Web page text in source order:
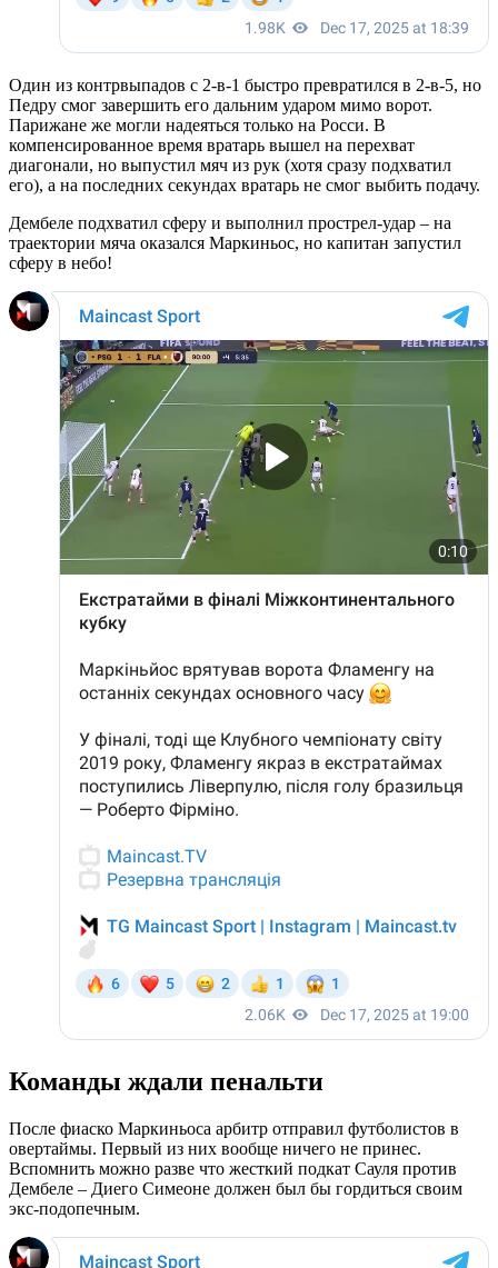
Один из контрвыпадов с 2-в-1 быстро превратился в 2-в-5, но
Педру смог завершить его дальним ударом мимо ворот.
Парижане же могли надеяться только на Росси. В
компенсированное время вратарь вышел на перехват
диагонали, но выпустил мяч из рук (хотя сразу подхватил
его), а на последних секундах вратарь не смог выбить подачу.
Дембеле подхватил сферу и выполнил прострел-удар – на
траектории мяча оказался Маркиньос, но капитан запустил
сферу в небо!
Команды ждали пенальти
После фиаско Маркиньоса арбитр отправил футболистов в
овертаймы. Первый из них вообще ничего не принес.
Вспомнить можно разве что жесткий подкат Сауля против
Дембеле – Диего Симеоне должен был бы гордиться своим
экс-подопечным.